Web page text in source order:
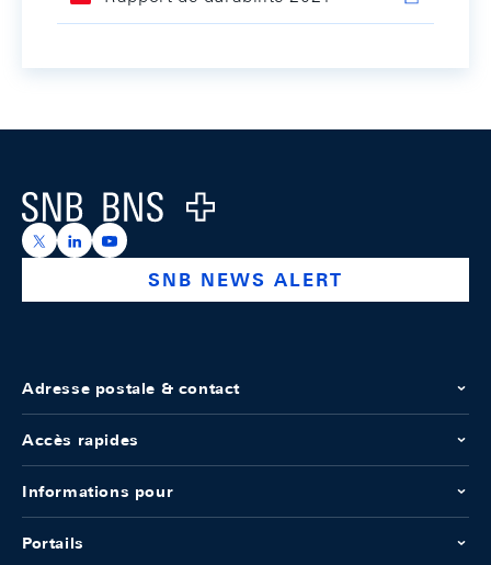
Logo
https://x.com/snb_bns
https://ch.linkedin.com/company/swiss-national-
https://www.youtube.com/@swissnationalbank
SNB NEWS ALERT
Adresse postale & contact
Accès rapides
Informations pour
Portails